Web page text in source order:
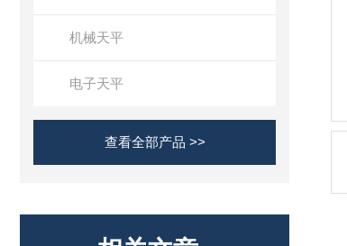
机械天平
电子天平
查看全部产品 >>